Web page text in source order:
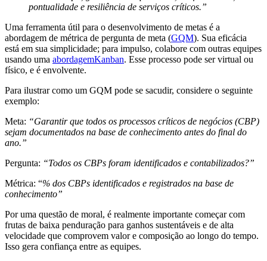
pontualidade e resiliência de serviços críticos.”
Uma ferramenta útil para o desenvolvimento de metas é a
abordagem de métrica de pergunta de meta (GQM). Sua eficácia
está em sua simplicidade; para impulso, colabore com outras equipes
usando uma abordagemKanban. Esse processo pode ser virtual ou
físico, e é envolvente.
Para ilustrar como um GQM pode se sacudir, considere o seguinte
exemplo:
Meta: “Garantir que todos os processos críticos de negócios (CBP)
sejam documentados na base de conhecimento antes do final do
ano.”
Pergunta: “Todos os CBPs foram identificados e contabilizados?”
Métrica: “% dos CBPs identificados e registrados na base de
conhecimento”
Por uma questão de moral, é realmente importante começar com
frutas de baixa penduração para ganhos sustentáveis e de alta
velocidade que comprovem valor e composição ao longo do tempo.
Isso gera confiança entre as equipes.